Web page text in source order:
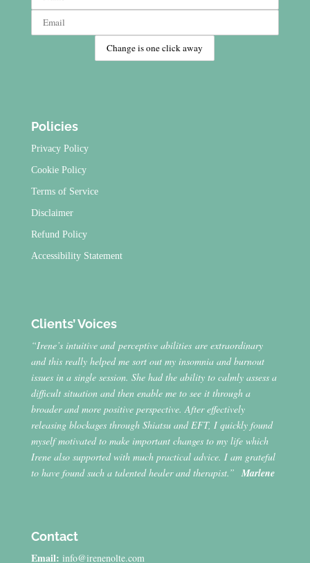
Policies
Privacy Policy
Cookie Policy
Terms of Service
Disclaimer
Refund Policy
Accessibility Statement
Clients’ Voices
“Irene’s intuitive and perceptive abilities are extraordinary
and this really helped me sort out my insomnia and burnout
issues in a single session. She had the ability to calmly assess a
difficult situation and then enable me to see it through a
broader and more positive perspective. After effectively
releasing blockages through Shiatsu and EFT, I quickly found
myself motivated to make important changes to my life which
Irene also supported with much practical advice. I am grateful
to have found such a talented healer and therapist.” Marlene
Contact
Email: info@irenenolte.com